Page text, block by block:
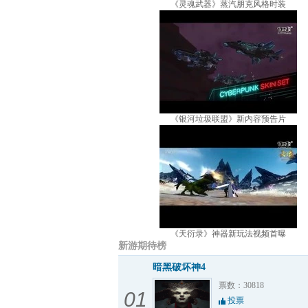
《灵魂武器》蒸汽朋克风格时装
《银河垃圾联盟》新内容预告片
《天衍录》神器新玩法视频首曝
新游期待榜
01
暗黑破坏神4
票数：30818
投票